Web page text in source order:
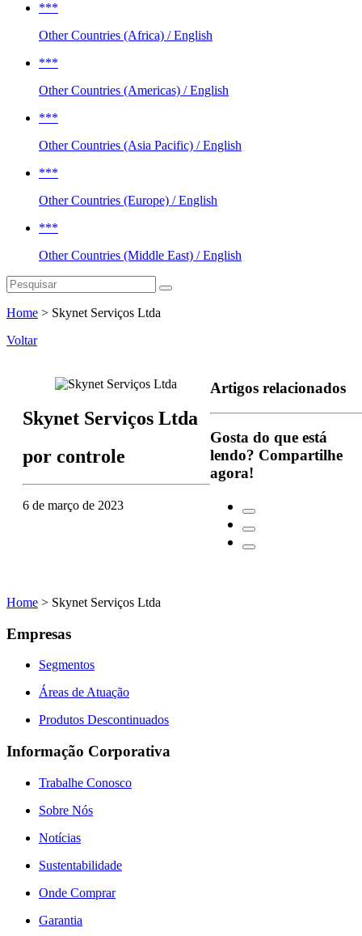
***
Other Countries (Africa) / English
***
Other Countries (Americas) / English
***
Other Countries (Asia Pacific) / English
***
Other Countries (Europe) / English
***
Other Countries (Middle East) / English
Home > Skynet Serviços Ltda
Voltar
Skynet Serviços Ltda
por controle
6 de março de 2023
Artigos relacionados
Gosta do que está
lendo? Compartilhe
agora!
Home > Skynet Serviços Ltda
Empresas
Segmentos
Áreas de Atuação
Produtos Descontinuados
Informação Corporativa
Trabalhe Conosco
Sobre Nós
Notícias
Sustentabilidade
Onde Comprar
Garantia